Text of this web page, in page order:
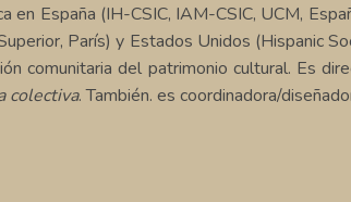
en España (IH-CSIC, IAM-CSIC, UCM,
París) y Estados Unidos (Hispanic
comunitaria del patrimonio cultural. Es
colectiva. También. es coordinadora/